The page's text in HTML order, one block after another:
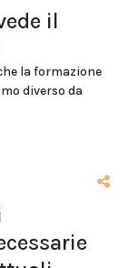
il
la formazione
diverso da